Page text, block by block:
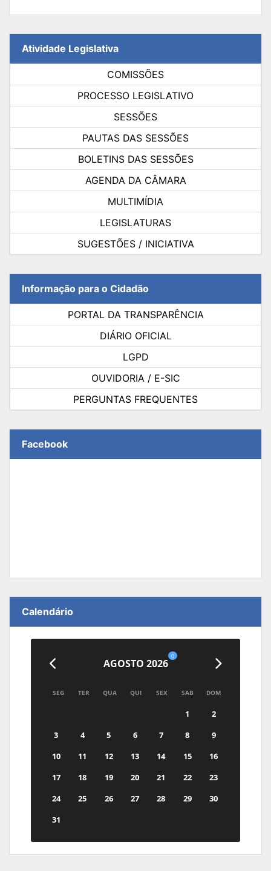
Atividade Legislativa
COMISSÕES
PROCESSO LEGISLATIVO
SESSÕES
PAUTAS DAS SESSÕES
BOLETINS DAS SESSÕES
AGENDA DA CÂMARA
MULTIMÍDIA
LEGISLATURAS
SUGESTÕES / INICIATIVA
Informação para o Cidadão
PORTAL DA TRANSPARÊNCIA
DIÁRIO OFICIAL
LGPD
OUVIDORIA / E-SIC
PERGUNTAS FREQUENTES
Facebook
Calendário
AGOSTO 2026
0
SEG TER QUA QUI SEX SAB DOM
1
2
3
4 5 6 7 8
9
10
11 12 13 14 15
16
17
18 19 20 21 22
23
24
25 26 27 28 29
30
31